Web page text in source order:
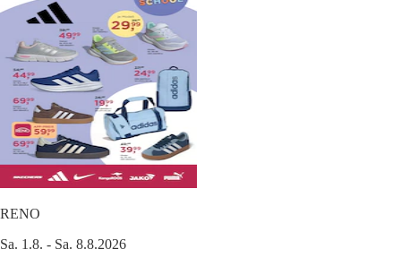
RENO
Sa. 1.8. - Sa. 8.8.2026